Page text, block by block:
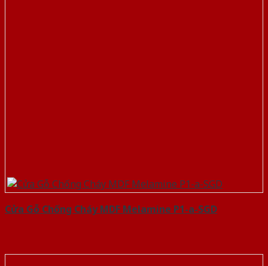
Cửa Gỗ Chống Cháy MDF Melamine P1-a-SGD